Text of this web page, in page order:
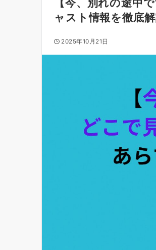
ャスト情報を徹底解
2025年10月21日